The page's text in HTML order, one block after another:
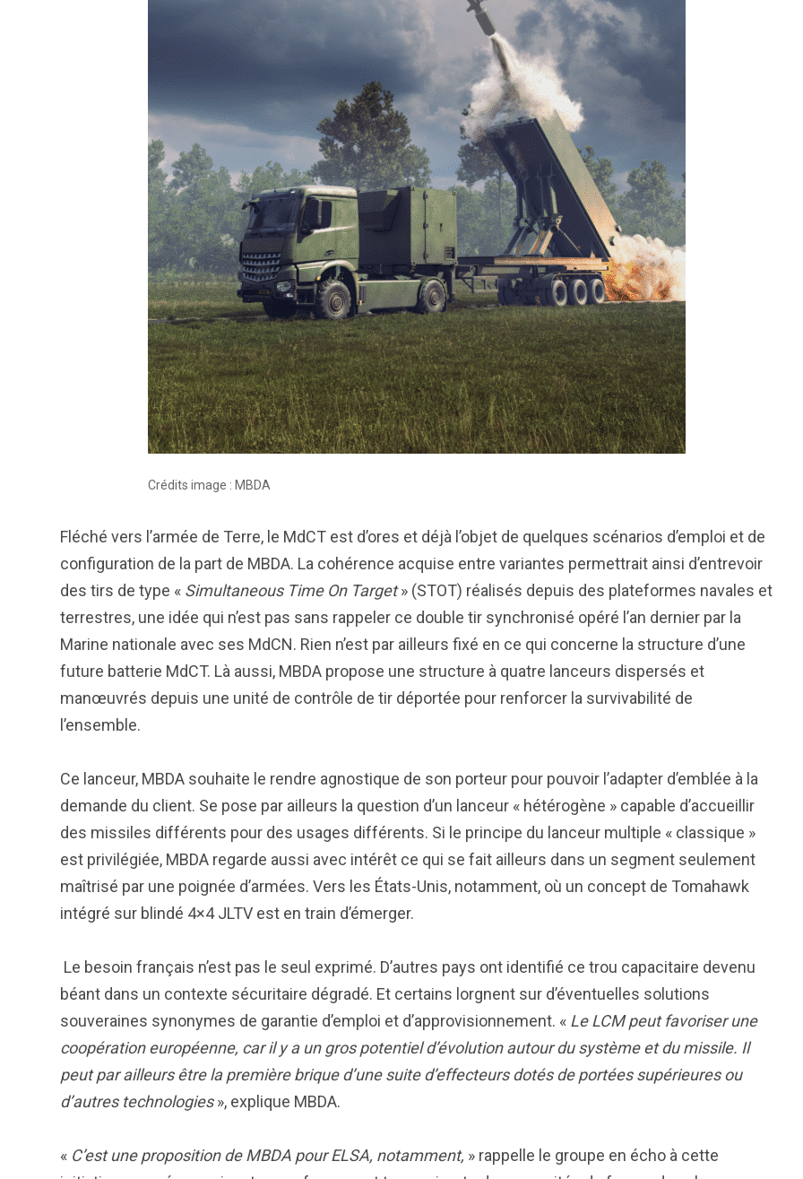
Crédits image : MBDA
Fléché vers l’armée de Terre, le MdCT est d’ores et déjà l’objet de quelques scénarios d’emploi et de
configuration de la part de MBDA. La cohérence acquise entre variantes permettrait ainsi d’entrevoir
des tirs de type « Simultaneous Time On Target» (STOT) réalisés depuis des plateformes navales et
terrestres, une idée qui n’est pas sans rappeler ce double tir synchronisé opéré l’an dernier par la
Marine nationale avec ses MdCN. Rien n’est par ailleurs fixé en ce qui concerne la structure d’une
future batterie MdCT. Là aussi, MBDA propose une structure à quatre lanceurs dispersés et
manœuvrés depuis une unité de contrôle de tir déportée pour renforcer la survivabilité de
l’ensemble.
Ce lanceur, MBDA souhaite le rendre agnostique de son porteur pour pouvoir l’adapter d’emblée à la
demande du client. Se pose par ailleurs la question d’un lanceur « hétérogène » capable d’accueillir
des missiles différents pour des usages différents. Si le principe du lanceur multiple « classique »
est privilégiée, MBDA regarde aussi avec intérêt ce qui se fait ailleurs dans un segment seulement
maîtrisé par une poignée d’armées. Vers les États-Unis, notamment, où un concept de Tomahawk
intégré sur blindé 4×4 JLTV est en train d’émerger.
Le besoin français n’est pas le seul exprimé. D’autres pays ont identifié ce trou capacitaire devenu
béant dans un contexte sécuritaire dégradé. Et certains lorgnent sur d’éventuelles solutions
souveraines synonymes de garantie d’emploi et d’approvisionnement. « Le LCM peut favoriser une
coopération européenne, car il y a un gros potentiel d’évolution autour du système et du missile. Il
peut par ailleurs être la première brique d’une suite d’effecteurs dotés de portées supérieures ou
d’autres technologies», explique MBDA.
« C’est une proposition de MBDA pour ELSA, notamment, » rappelle le groupe en écho à cette